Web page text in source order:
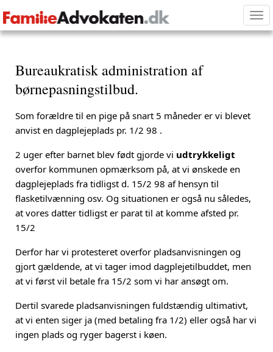
Bureaukratisk administration af
børnepasningstilbud.
Som forældre til en pige på snart 5 måneder er vi blevet
anvist en dagplejeplads pr. 1/2 98 .
2 uger efter barnet blev født gjorde vi udtrykkeligt
overfor kommunen opmærksom på, at vi ønskede en
dagplejeplads fra tidligst d. 15/2 98 af hensyn til
flasketilvænning osv. Og situationen er også nu således,
at vores datter tidligst er parat til at komme afsted pr.
15/2
Derfor har vi protesteret overfor pladsanvisningen og
gjort gældende, at vi tager imod dagplejetilbuddet, men
at vi først vil betale fra 15/2 som vi har ansøgt om.
Dertil svarede pladsanvisningen fuldstændig ultimativt,
at vi enten siger ja (med betaling fra 1/2) eller også har vi
ingen plads og ryger bagerst i køen.